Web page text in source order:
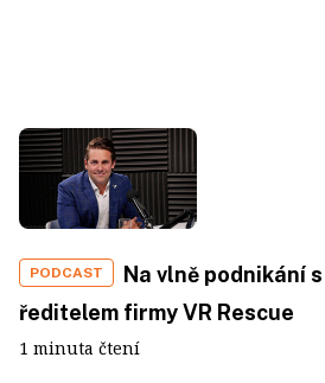
PODCAST
Na vlně podnikání
ředitelem firmy VR Rescue
1 minuta čtení